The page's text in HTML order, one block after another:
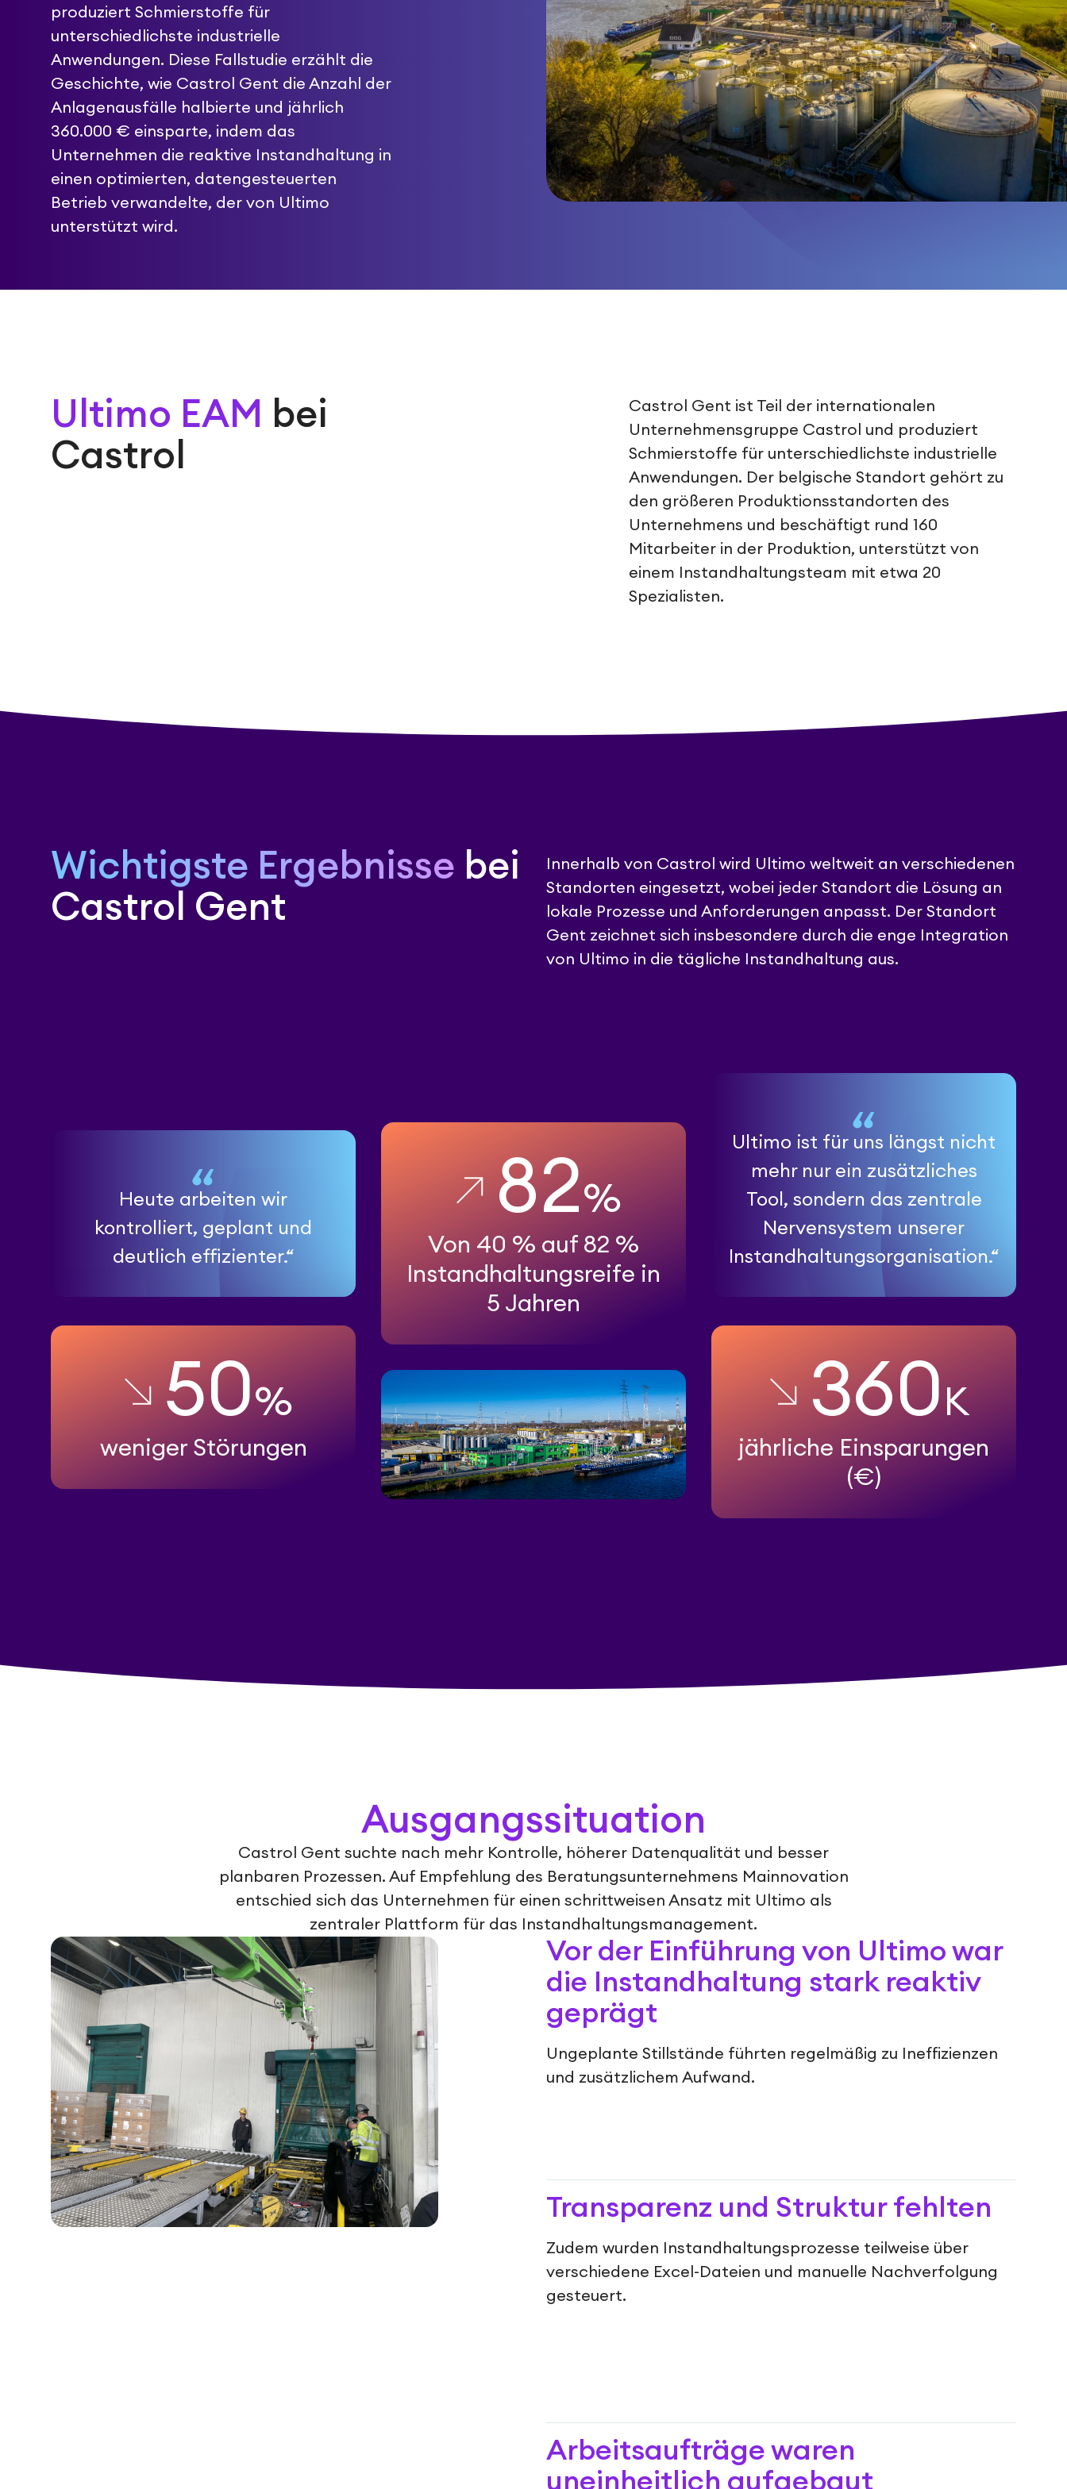
produziert Schmierstoffe für
unterschiedlichste industrielle
Anwendungen. Diese Fallstudie erzählt die
Geschichte, wie Castrol Gent die Anzahl der
Anlagenausfälle halbierte und jährlich
360.000 € einsparte, indem das
Unternehmen die reaktive Instandhaltung in
einen optimierten, datengesteuerten
Betrieb verwandelte, der von Ultimo
unterstützt wird.
Ultimo EAM
bei
Castrol
Castrol Gent ist Teil der internationalen
Unternehmensgruppe Castrol und produziert
Schmierstoffe für unterschiedlichste industrielle
Anwendungen. Der belgische Standort gehört zu
den größeren Produktionsstandorten des
Unternehmens und beschäftigt rund 160
Mitarbeiter in der Produktion, unterstützt von
einem Instandhaltungsteam mit etwa 20
Spezialisten.
Wichtigste Ergebnisse bei
Castrol Gent
Innerhalb von Castrol wird Ultimo weltweit an verschiedenen
Standorten eingesetzt, wobei jeder Standort die Lösung an
lokale Prozesse und Anforderungen anpasst. Der Standort
Gent zeichnet sich insbesondere durch die enge Integration
von Ultimo in die tägliche Instandhaltung aus.
Heute arbeiten wir
kontrolliert, geplant und
deutlich effizienter.“
82%
Von 40 % auf 82 %
Instandhaltungsreife in
5 Jahren
Ultimo ist für uns längst nicht
mehr nur ein zusätzliches
Tool, sondern das zentrale
Nervensystem unserer
Instandhaltungsorganisation.“
50%
weniger Störungen
360K
jährliche Einsparungen
(€)
Ausgangssituation
Castrol Gent suchte nach mehr Kontrolle, höherer Datenqualität und besser
planbaren Prozessen. Auf Empfehlung des Beratungsunternehmens Mainnovation
entschied sich das Unternehmen für einen schrittweisen Ansatz mit Ultimo als
zentraler Plattform für das Instandhaltungsmanagement.
Vor der Einführung von Ultimo war
die Instandhaltung stark reaktiv
geprägt
Ungeplante Stillstände führten regelmäßig zu Ineffizienzen
und zusätzlichem Aufwand.
Transparenz und Struktur fehlten
Zudem wurden Instandhaltungsprozesse teilweise über
verschiedene Excel-Dateien und manuelle Nachverfolgung
gesteuert.
Arbeitsaufträge waren
uneinheitlich aufgebaut